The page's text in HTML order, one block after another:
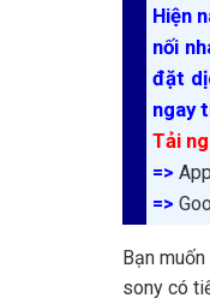
Hiện
nối
đặt
ngay
Tải
=>
=>
Bạn
sony có